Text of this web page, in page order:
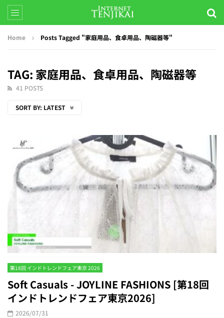
Home Posts Tagged "家庭用品、食卓用品、陶磁器等"
TAG: 家庭用品、食卓用品、陶磁器等
41 POSTS
SORT BY: LATEST
第18回 インドトレンドフェア東京 2026
Soft Casuals - JOYLINE FASHIONS [第18回
インドトレンドフェア東京2026]
2026/07/31